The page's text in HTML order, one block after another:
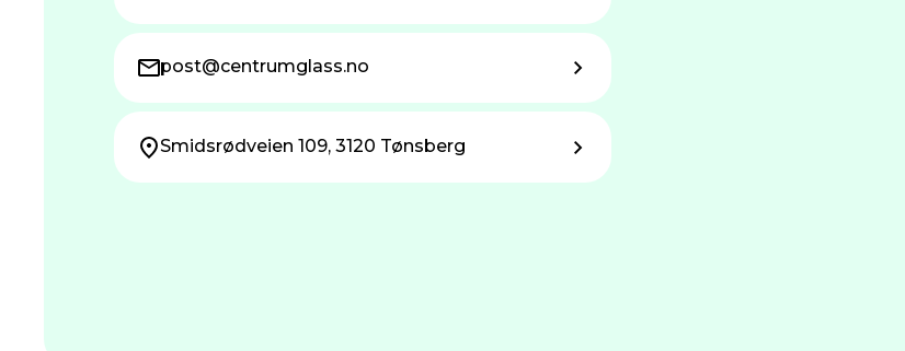
post@centrum­glass.no
Smidsrødveien 109, 3120 Tønsberg